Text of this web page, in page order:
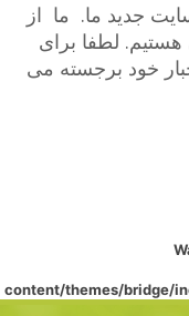
جدید ما. ما از
لطفا برای
خود برجسته می
content/themes/bridge/